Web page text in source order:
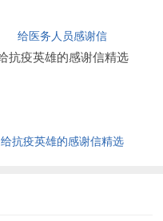
给医务人员感谢信
给抗疫英雄的感谢信精选